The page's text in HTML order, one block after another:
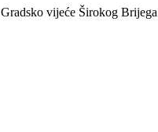
Gradsko vijeće Širokog